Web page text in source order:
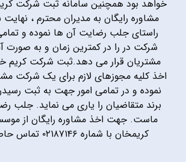
خواهد بود همچنین سامانه ثبت شرکت
مشاوره رایگان به مدیران محترم ،
راستای جلب رضایت آن ها نموده و
شرکت در را در کمترین زمان و به صورت
مشتریان قرار می دهد.ثبت شرکت کریم
اخذ کلیه مجوزهای لازم برای یک شرکت
نموده و در تمامی امور جهت به ثبت
برند متقاضیان را یاری می نماید.
ماست. جهت اخذ مشاوره رایگان از
کریمخان با شماره ۰۲۱۸۷۱۴۶ تماس حاصل فرمایید.